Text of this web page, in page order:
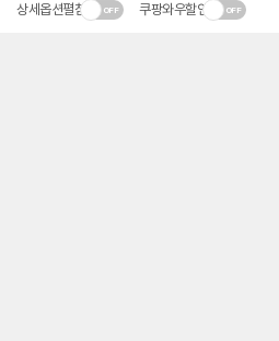
상세옵션펼침 쿠팡와우할인